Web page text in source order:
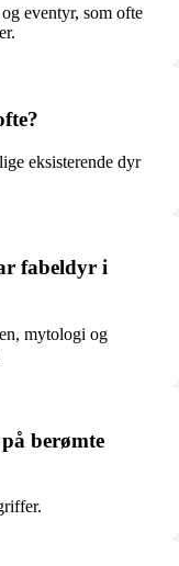
eventyr, som ofte
eksisterende dyr
fabeldyr i
mytologi og
berømte